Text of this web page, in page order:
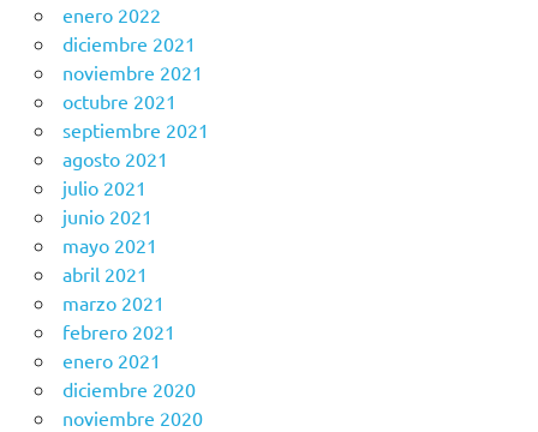
enero 2022
diciembre 2021
noviembre 2021
octubre 2021
septiembre 2021
agosto 2021
julio 2021
junio 2021
mayo 2021
abril 2021
marzo 2021
febrero 2021
enero 2021
diciembre 2020
noviembre 2020